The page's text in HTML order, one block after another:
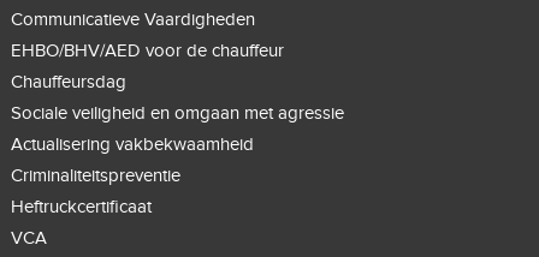
Communicatieve Vaardigheden
EHBO/BHV/AED voor de chauffeur
Chauffeursdag
Sociale veiligheid en omgaan met agressie
Actualisering vakbekwaamheid
Criminaliteitspreventie
Heftruckcertificaat
VCA